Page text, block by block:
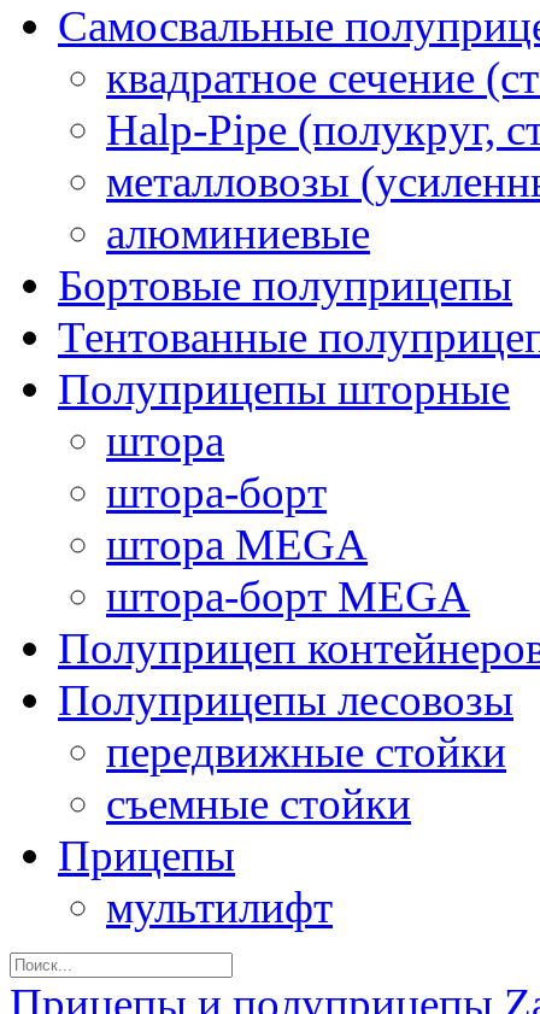
Самосвальные
квадратное сечение
Halp-Pipe (полукруг,
металловозы
алюминиевые
Бортовые полуприцепы
Тентованные
Полуприцепы шторные
штора
штора-борт
штора MEGA
штора-борт MEGA
Полуприцеп
Полуприцепы лесовозы
передвижные стойки
съемные стойки
Прицепы
мультилифт
Прицепы и полуприцепы